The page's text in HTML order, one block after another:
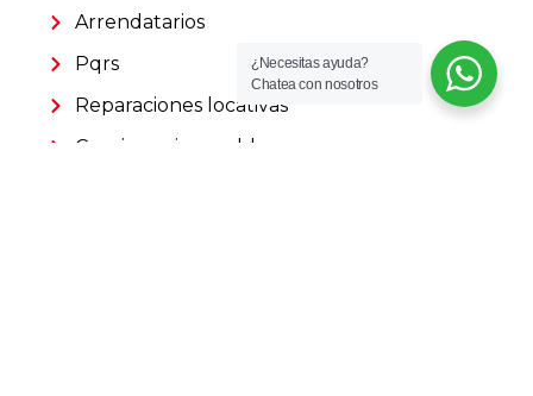
Arrendatarios
Pqrs
Reparaciones locativas
Consignar inmueble
¿Necesitas ayuda?
Chatea con nosotros